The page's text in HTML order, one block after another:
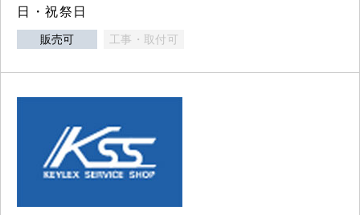
日・祝祭日
販売可 工事・取付可